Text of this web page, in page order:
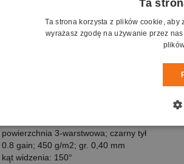
Dostępne powierzchnie projekcyjne
powierzchnia 3-warstwowa; czarny tył
0.8 gain; 450 g/m2; gr. 0,40 mm
kąt widzenia: 150°
Ta
Ta strona korzysta z plików cookie,
wyrażasz zgodę na używanie przez